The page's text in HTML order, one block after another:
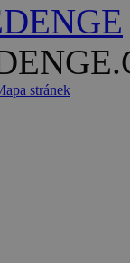
stránek